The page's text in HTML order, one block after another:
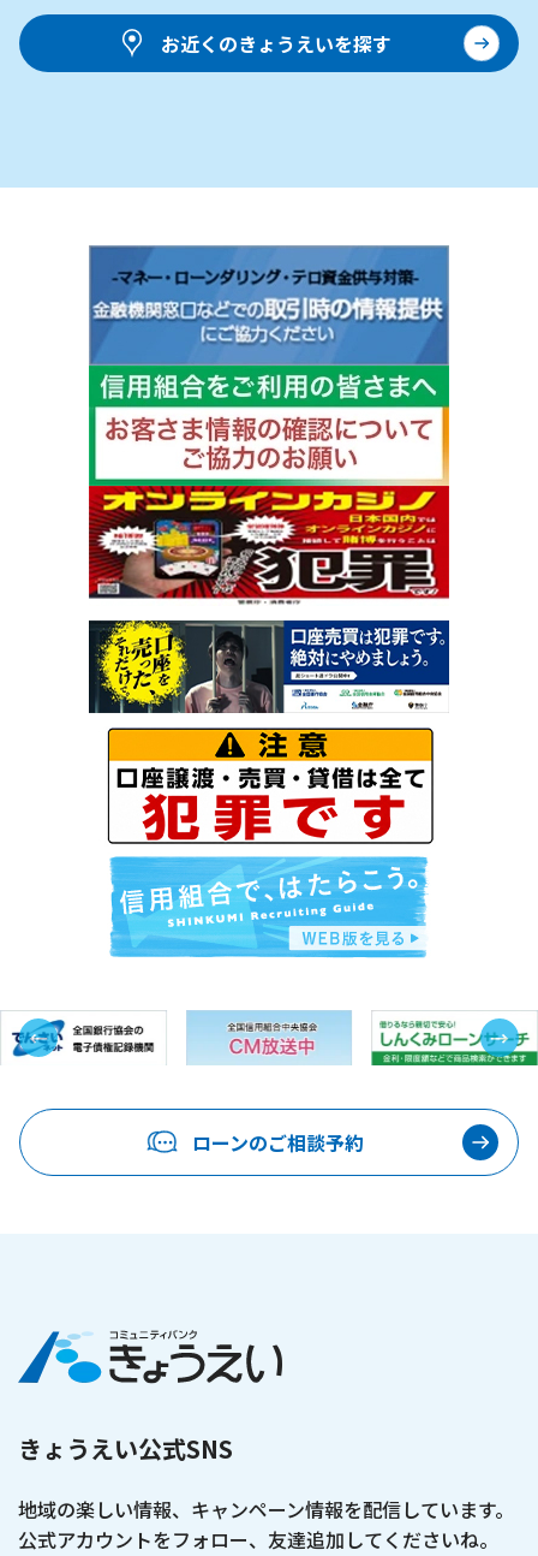
お近くのきょうえいを探す
← →
ローンのご相談予約
きょうえい公式SNS
地域の楽しい情報、キャンペーン情報を配信しています。
公式アカウントをフォロー、友達追加してくださいね。